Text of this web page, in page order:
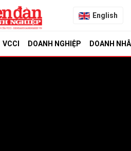
English
VCCI DOANH NGHIỆP DOANH